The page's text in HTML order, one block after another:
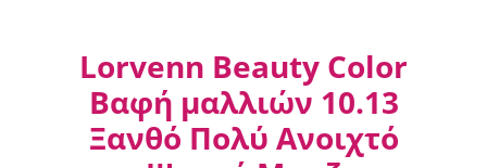
Lorvenn Beauty Color
Βαφή μαλλιών 10.13
Ξανθό Πολύ Ανοιχτό